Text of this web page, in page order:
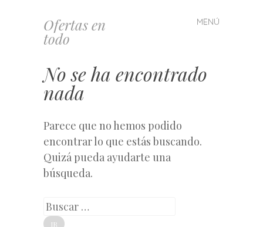
Ofertas en
todo
MENÚ
Saltar
al
No se ha encontrado
nada
Parece que no hemos podido
encontrar lo que estás buscando.
Quizá pueda ayudarte una
búsqueda.
Buscar